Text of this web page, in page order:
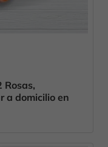
Rosas,
a domicilio en